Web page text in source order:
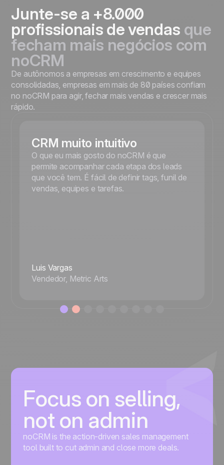
Junte-se a +8.000
profissionais de vendas que
fecham mais negócios com
noCRM
De autônomos a empresas em crescimento e equipes
consolidadas, empresas em mais de 80 países confiam
no noCRM para agir, fechar mais vendas e crescer mais
rápido.
CRM muito intuitivo
O que eu mais gosto do noCRM é que
permite acompanhar cada etapa dos leads
que você tem. É fácil de definir tags, funil de
vendas, equipes e tarefas.
Luis Vargas
Vendedor, Metric Arts
Focus on selling,
not on admin
noCRM is the action-driven sales management
tool built to cut admin and close more deals.